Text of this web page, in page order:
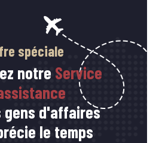
spéciale
notre Service
gens d'affaires
le temps